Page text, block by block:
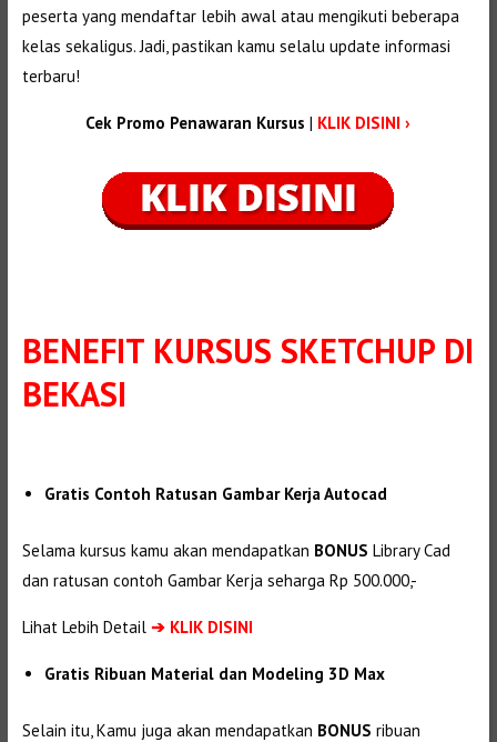
peserta yang mendaftar lebih awal atau mengikuti beberapa
kelas sekaligus. Jadi, pastikan kamu selalu update informasi
terbaru!
Cek Promo Penawaran Kursus| KLIK DISINI ›
BENEFIT KURSUS SKETCHUP DI
BEKASI
Gratis Contoh Ratusan Gambar Kerja Autocad
Selama kursus kamu akan mendapatkan BONUS Library Cad
dan ratusan contoh Gambar Kerja seharga Rp 500.000,-
Lihat Lebih Detail ➔ KLIK DISINI
Gratis Ribuan Material dan Modeling 3D Max
Selain itu, Kamu juga akan mendapatkan BONUS ribuan